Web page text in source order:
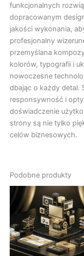
funkcjonalnych
dopracowanym
jakości wykonania,
profesjonalny
przemyślana
kolorów, typografii i
nowoczesne
dbając o każdy detal.
responsywność i
doświadczenie
strony są nie tylko
celów biznesowych.
Podobne produkty